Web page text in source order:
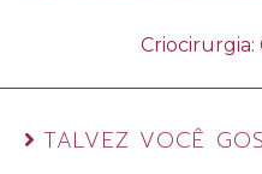
Criocirurgia:
TALVEZ VOCÊ